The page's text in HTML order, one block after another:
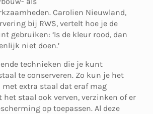
Carolien Nieuwland,
bij RWS, vertelt hoe je de
gebruiken: ‘Is de kleur rood, dan
niet doen.’
technieken die je kunt
te conserveren. Zo kun je het
extra staal dat eraf mag
het staal ook verven, verzinken of er
op toepassen. Al deze